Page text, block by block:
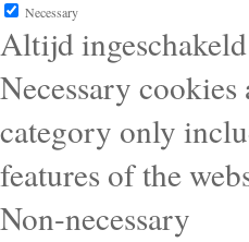
Necessary
Altijd ingeschakeld
Necessary
category only
features of the
Non-necessary